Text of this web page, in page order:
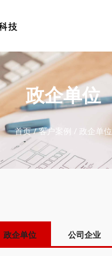
政企单位
首页/客户案例 / 政企单位
政企单位 公司企业